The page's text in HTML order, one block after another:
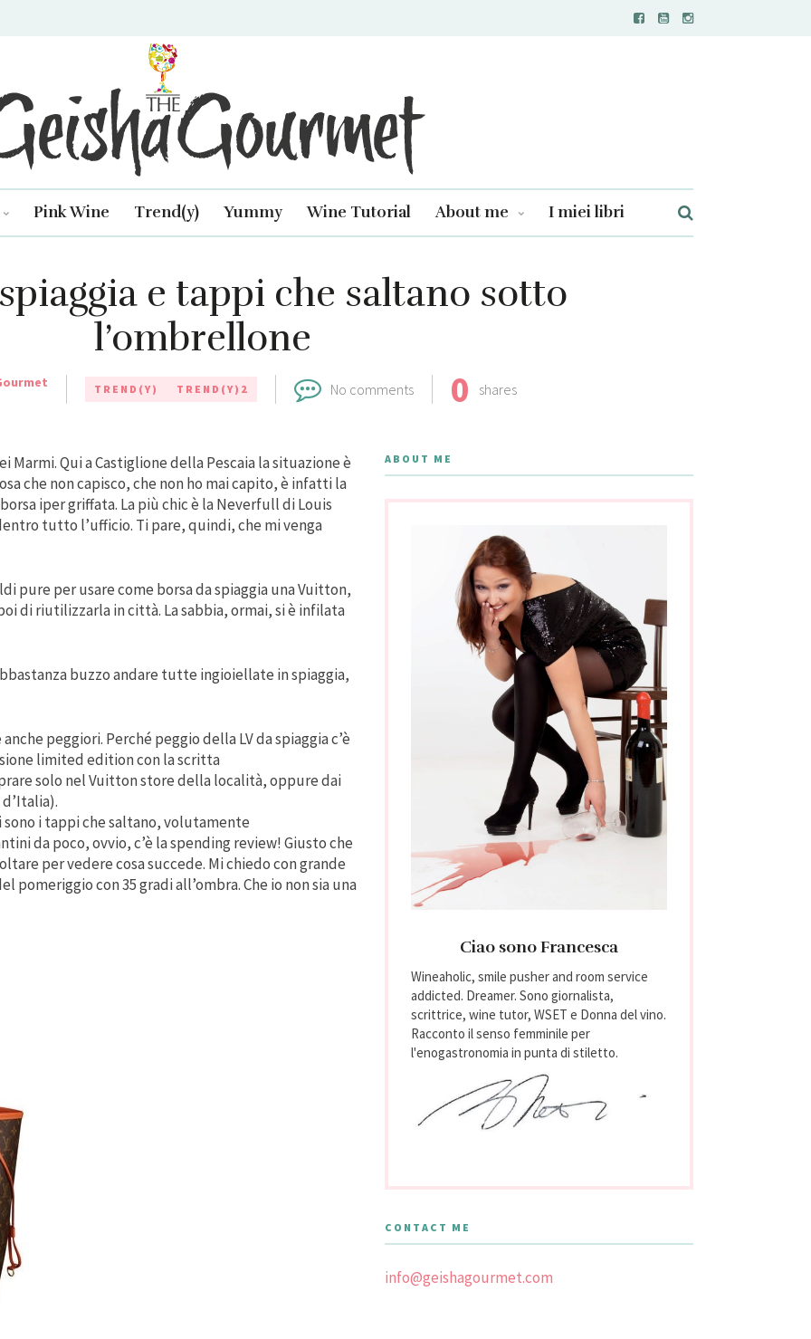
Pink Wine Trend(y) Yummy Wine Tutorial About me I miei libri
e tappi che saltano sotto
l’ombrellone
TREND(Y) TREND(Y)2 No comments 0 shares
Marmi. Qui a Castiglione della Pescaia la situazione è
che non capisco, che non ho mai capito, è infatti la
iper griffata. La più chic è la Neverfull di Louis
tutto l’ufficio. Ti pare, quindi, che mi venga
pure per usare come borsa da spiaggia una Vuitton,
di riutilizzarla in città. La sabbia, ormai, si è infilata
buzzo andare tutte ingioiellate in spiaggia,
peggiori. Perché peggio della LV da spiaggia c’è
limited edition con la scritta
solo nel Vuitton store della località, oppure dai
sono i tappi che saltano, volutamente
da poco, ovvio, c’è la spending review! Giusto che
per vedere cosa succede. Mi chiedo con grande
pomeriggio con 35 gradi all’ombra. Che io non sia una
ABOUT ME
Ciao sono Francesca
Wineaholic, smile pusher and room service
addicted. Dreamer. Sono giornalista,
scrittrice, wine tutor, WSET e Donna del vino.
Racconto il senso femminile per
l'enogastronomia in punta di stiletto.
CONTACT ME
info@geishagourmet.com